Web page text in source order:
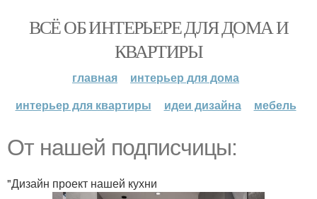
ВСЁ ОБ ИНТЕРЬЕРЕ ДЛЯ ДОМА И
КВАРТИРЫ
главная
интерьер для дома
интерьер для квартиры
идеи дизайна мебель
От нашей подписчицы:
"Дизайн проект нашей кухни